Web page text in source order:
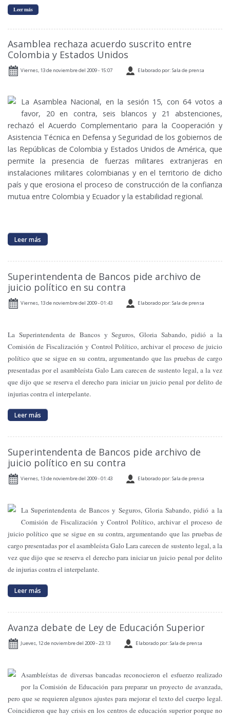
Leer más
Asamblea rechaza acuerdo suscrito entre
Colombia y Estados Unidos
Viernes, 13 de noviembre del 2009 - 15:07 Elaborado por: Sala de prensa
La Asamblea Nacional, en la sesión 15, con 64 votos a
favor, 20 en contra, seis blancos y 21 abstenciones,
rechazó el Acuerdo Complementario para la Cooperación y
Asistencia Técnica en Defensa y Seguridad de los gobiernos de
las Repúblicas de Colombia y Estados Unidos de América, que
permite la presencia de fuerzas militares extranjeras en
instalaciones militares colombianas y en el territorio de dicho
país y que erosiona el proceso de construcción de la confianza
mutua entre Colombia y Ecuador y la estabilidad regional.
Leer más
Superintendenta de Bancos pide archivo de
juicio político en su contra
Viernes, 13 de noviembre del 2009 - 01:43 Elaborado por: Sala de prensa
La Superintendenta de Bancos y Seguros, Gloria Sabando, pidió a la
Comisión de Fiscalización y Control Político, archivar el proceso de juicio
político que se sigue en su contra, argumentando que las pruebas de cargo
presentadas por el asambleísta Galo Lara carecen de sustento legal, a la vez
que dijo que se reserva el derecho para iniciar un juicio penal por delito de
injurias contra el interpelante.
Leer más
Superintendenta de Bancos pide archivo de
juicio político en su contra
Viernes, 13 de noviembre del 2009 - 01:43 Elaborado por: Sala de prensa
La Superintendenta de Bancos y Seguros, Gloria Sabando, pidió a la
Comisión de Fiscalización y Control Político, archivar el proceso de
juicio político que se sigue en su contra, argumentando que las pruebas de
cargo presentadas por el asambleísta Galo Lara carecen de sustento legal, a la
vez que dijo que se reserva el derecho para iniciar un juicio penal por delito
de injurias contra el interpelante.
Leer más
Avanza debate de Ley de Educación Superior
Jueves, 12 de noviembre del 2009 - 23:13 Elaborado por: Sala de prensa
Asambleístas de diversas bancadas reconocieron el esfuerzo realizado
por la Comisión de Educación para preparar un proyecto de avanzada,
pero que se requieren algunos ajustes para mejorar el texto del cuerpo legal.
Coincidieron que hay crisis en los centros de educación superior porque no